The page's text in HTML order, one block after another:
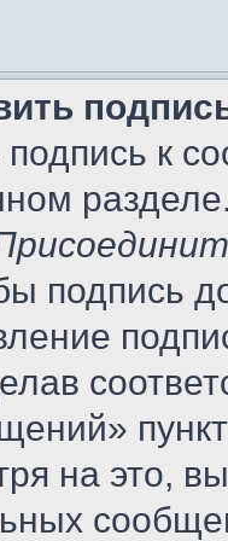
подпись к
подпись
на это,